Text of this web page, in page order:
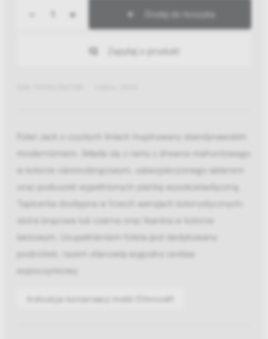
+ Dodaj do koszyka
Zapytaj o produkt
Fotel Jack o czystych liniach inspirowany skandynawskim
modernizmem. Składa się z ramy z drewna mahoniowego
w kolorze ciemnobrązowym, zabezpieczonego lakierem
oraz poduszek wypełnionych pianką wysokoelastyczną.
Tapicerka dostępna w trzech wersjach kolorystycznych:
skóra brązowa lub czarna oraz tkanina w kolorze
beżowym. Uzupełnieniem fotela jest dedykowany
podnóżek, razem stanowią wygodny zestaw
wypoczynkowy.
Instrukcje konserwacji mebli Ethnicraft